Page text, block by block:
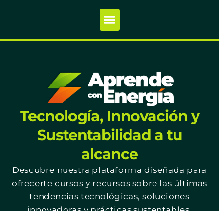
Tecnología, Innovación y
Sustentabilidad a tu
alcance
Descubre nuestra plataforma diseñada para
ofrecerte cursos y recursos sobre las últimas
tendencias tecnológicas, soluciones